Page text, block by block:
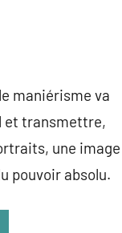
maniérisme va
et transmettre,
une image
pouvoir absolu.